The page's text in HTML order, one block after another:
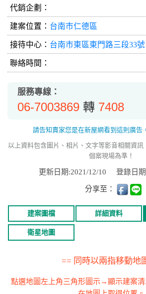
代銷企劃：
建案位置： 台南市仁德區
接待中心： 台南市東區東門路三段33號
聯絡時間：
服務專線：
06-7003869 轉 7408
請告知賣家您是在新屋網看到這則廣告
以上資料包含圖片、相片、文字等影音相關資訊
個案現場為準！
更新日期:2021/12/10 登錄日
分享至：
建案圖檔 詳細資料
衛星地圖
== 同時以兩指移動地
點選地圖左上角三角形圖示→顯示建案